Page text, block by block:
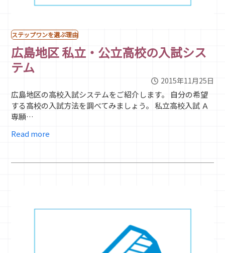
ステップワンを選ぶ理由
広島地区 私立・公立高校の入試シス
テム
2015年11月25日
広島地区の高校入試システムをご紹介します。 自分の希望
する高校の入試方法を調べてみましょう。 私立高校入試 Ａ
専願…
Read more